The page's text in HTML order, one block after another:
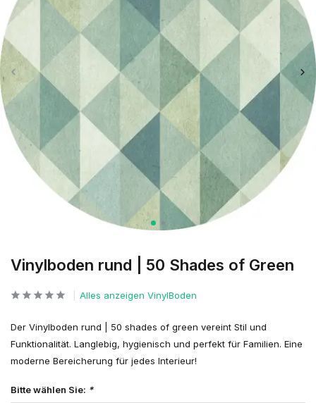
Vinylboden rund | 50 Shades of Green
Alles anzeigen VinylBoden
Der Vinylboden rund | 50 shades of green vereint Stil und
Funktionalität. Langlebig, hygienisch und perfekt für Familien. Eine
moderne Bereicherung für jedes Interieur!
Bitte wählen Sie: *